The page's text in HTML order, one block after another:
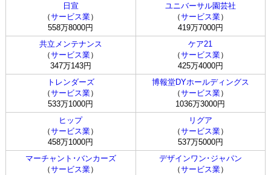
日宣
（サービス業）
558万8000円
ユニバーサル園芸社
（サービス業）
419万7000円
共立メンテナンス
（サービス業）
347万143円
ケア21
（サービス業）
425万4000円
トレンダーズ
（サービス業）
533万1000円
博報堂DYホールディングス
（サービス業）
1036万3000円
ヒップ
（サービス業）
458万1000円
リグア
（サービス業）
537万5000円
マーチャント･バンカーズ
（サービス業）
デザインワン･ジャパン
（サービス業）